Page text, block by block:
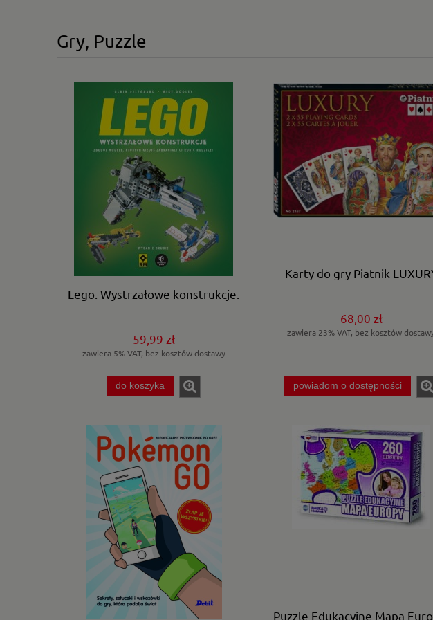
Gry, Puzzle
Lego. Wystrzałowe konstrukcje.
59,99 zł
zawiera 5% VAT, bez kosztów dostawy
do koszyka
Karty do gry Piatnik
68,00 zł
zawiera 23% VAT, bez kosztów
powiadom o dostępności
Puzzle Edukacyjne Mapa